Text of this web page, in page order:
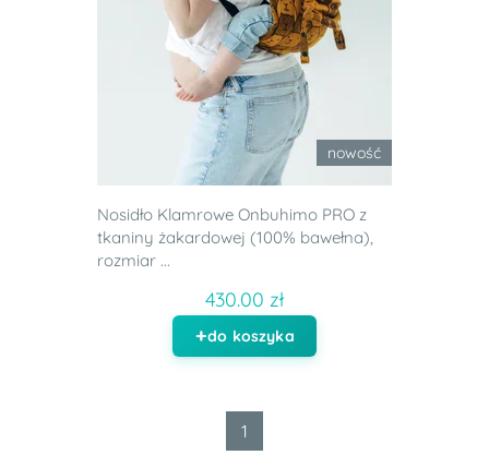
nowość
Nosidło Klamrowe Onbuhimo PRO z
tkaniny żakardowej (100% bawełna),
rozmiar ...
430.00 zł
do koszyka
1